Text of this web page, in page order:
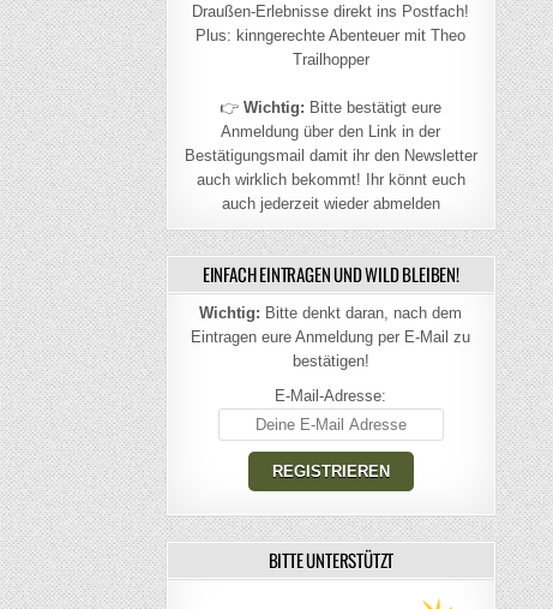
Draußen-Erlebnisse direkt ins Postfach!
Plus: kinngerechte Abenteuer mit Theo
Trailhopper
👉Wichtig: Bitte bestätigt eure
Anmeldung über den Link in der
Bestätigungsmail damit ihr den Newsletter
auch wirklich bekommt! Ihr könnt euch
auch jederzeit wieder abmelden
EINFACH EINTRAGEN UND WILD BLEIBEN!
Wichtig: Bitte denkt daran, nach dem
Eintragen eure Anmeldung per E-Mail zu
bestätigen!
E-Mail-Adresse:
BITTE UNTERSTÜTZT